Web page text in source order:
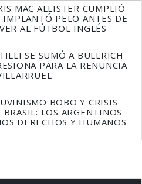
MAC ALLISTER CUMPLIÓ
IMPLANTÓ PELO ANTES DE
AL FÚTBOL INGLÉS
SE SUMÓ A BULLRICH
PARA LA RENUNCIA
BOBO Y CRISIS
BRASIL: LOS ARGENTINOS
DERECHOS Y HUMANOS